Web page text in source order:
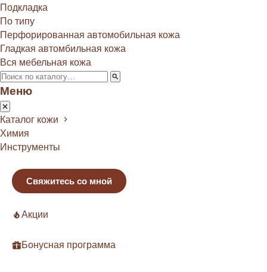
Подкладка
По типу
Перфорированная автомобильная кожа
Гладкая автомбильная кожа
Вся мебельная кожа
Меню
Каталог кожи
Химия
Инструменты
Свяжитесь со мной
Акции
Бонусная программа